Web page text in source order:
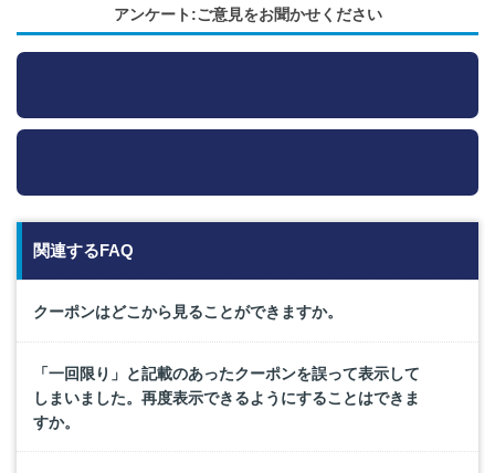
アンケート:ご意見をお聞かせください
関連するFAQ
クーポンはどこから見ることができますか。
「一回限り」と記載のあったクーポンを誤って表示して
しまいました。再度表示できるようにすることはできま
すか。